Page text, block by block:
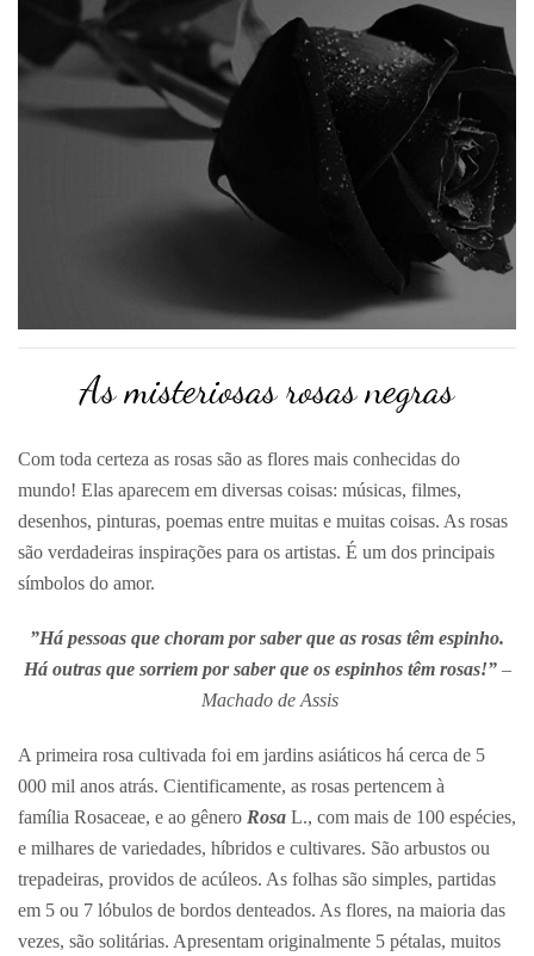
As misteriosas rosas negras
Com toda certeza as rosas são as flores mais conhecidas do
mundo! Elas aparecem em diversas coisas: músicas, filmes,
desenhos, pinturas, poemas entre muitas e muitas coisas. As rosas
são verdadeiras inspirações para os artistas. É um dos principais
símbolos do amor.
”Há pessoas que choram por saber que as rosas têm espinho.
Há outras que sorriem por saber que os espinhos têm rosas!” –
Machado de Assis
A primeira rosa cultivada foi em jardins asiáticos há cerca de 5
000 mil anos atrás. Cientificamente, as rosas pertencem à
família Rosaceae, e ao gênero Rosa L., com mais de 100 espécies,
e milhares de variedades, híbridos e cultivares. São arbustos ou
trepadeiras, providos de acúleos. As folhas são simples, partidas
em 5 ou 7 lóbulos de bordos denteados. As flores, na maioria das
vezes, são solitárias. Apresentam originalmente 5 pétalas, muitos